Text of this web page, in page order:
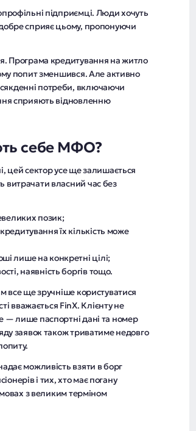
підприємці. Люди хочуть
сприяє цьому, пропонуючи
Програма кредитування на житло
попит зменшився. Але активно
потреби, включаючи
сприяють відновленню
себе МФО?
цей сектор усе ще залишається
витрачати власний час без
позик;
їх кількість може
лише на конкретні цілі;
наявність боргів тощо.
все ще зручніше користуватися
вважається FinX. Клієнту не
— лише паспортні дані та номер
заявок також триватиме недовго
можливість взяти в борг
і тих, хто має погану
з великим терміном